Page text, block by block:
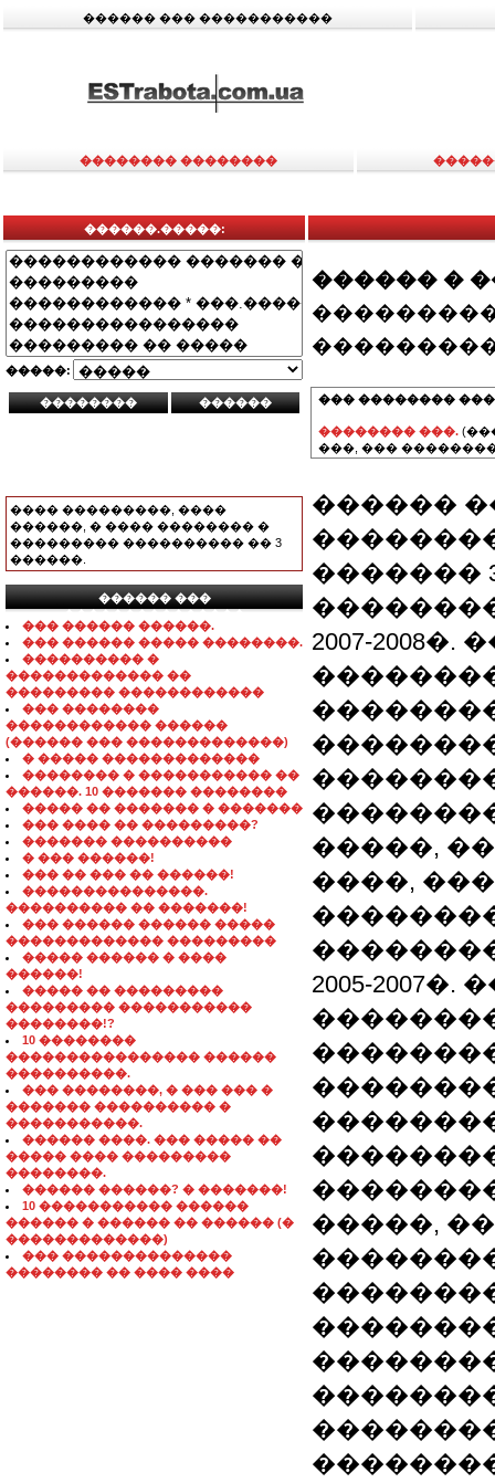
������ ��� �����������
�������� ��������
������.�����:
�����:
���� ���������, ����
������, � ���� �������� �
��������� ���������� �� 3
������.
������ ���
���������������
��� ������ ������.
��� ������ ����� ��������.
���������� �
������������� ��
��������� ������������
��� ��������
������������ ������
(������ ��� �������������)
� ����� �������������
�������� � ����������� ��
������. 10 ������� ��������
����� �� ������� � �������
��� ���� �� ���������?
������� ����������
� ��� ������!
��� �� ��� �� ������!
���������������.
���������� �� �������!
��� ������ ������ �����
������������� ���������
����� ������ � ����
������!
����� �� ���������
��������� �����������
��������!?
10 ��������
���������������� ������
����������.
��� ��������, � ��� ��� �
������� ���������� �
�����������.
������ ����. ��� ����� ��
����� ���� ���������
��������.
������ ������? � �������!
10 ����������� ������
������ � ������ �� ������ (�
�������������)
��� ��������������
�������� �� ���� ����
������ �
��� ��������
�������� ���.
���, ���
������
�������
��������
2007-
�����,
����,
2005-
�����,